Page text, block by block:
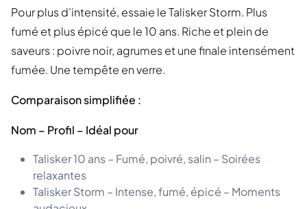
Pour plus d’intensité, essaie le Talisker Storm. Plus
fumé et plus épicé que le 10 ans. Riche et plein de
saveurs : poivre noir, agrumes et une finale intensément
fumée. Une tempête en verre.
Comparaison simplifiée :
Nom – Profil – Idéal pour
Talisker 10 ans – Fumé, poivré, salin – Soirées
relaxantes
Talisker Storm – Intense, fumé, épicé – Moments